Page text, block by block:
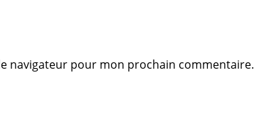
navigateur pour mon prochain commentaire.